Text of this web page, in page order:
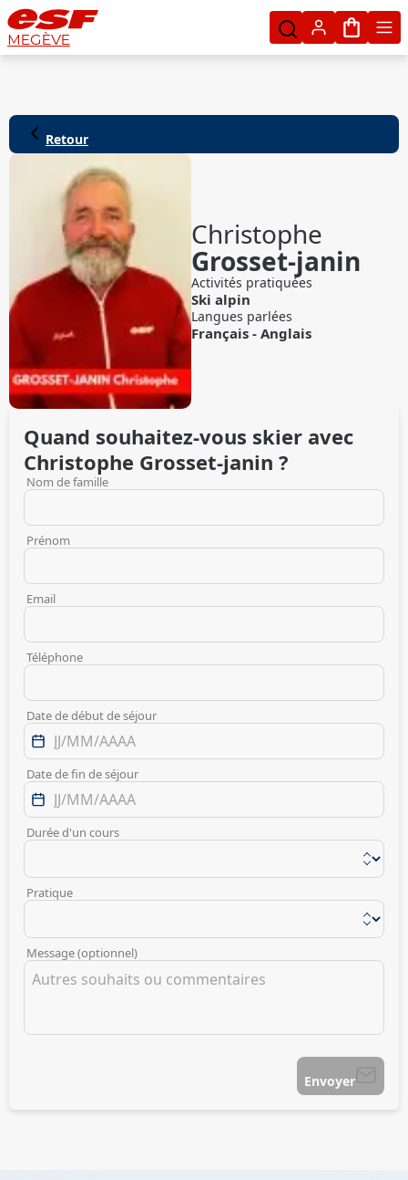
MEGÈVE Mon
Retour
Christophe
Grosset-janin
Activités pratiquées
Ski alpin
Langues parlées
Français - Anglais
Quand souhaitez-vous skier avec
Christophe Grosset-janin ?
Nom de famille
Prénom
Email
Téléphone
Date de début de séjour
Date de fin de séjour
Durée d'un cours
Pratique
Message (optionnel)
Envoyer